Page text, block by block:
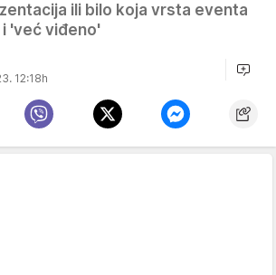
ili bilo koja vrsta eventa
'već viđeno'
12:18h